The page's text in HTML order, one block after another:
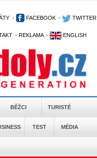
- FACEBOOK - TWITTER
- REKLAMA - ENGLISH
BĚŽCI TURISTÉ
TEST MÉDIA